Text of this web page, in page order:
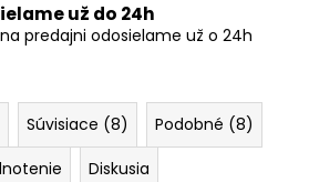
už do 24h
predajni odosielame už o 24h
Súvisiace (8)
Podobné (8)
Diskusia